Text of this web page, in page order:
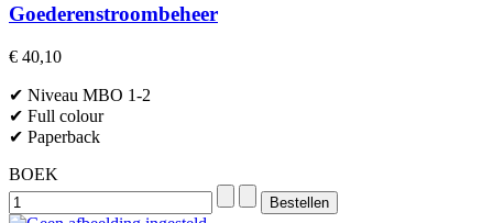
Goederenstroombeheer
€ 40,10
✔ Niveau MBO 1-2
✔ Full colour
✔ Paperback
BOEK